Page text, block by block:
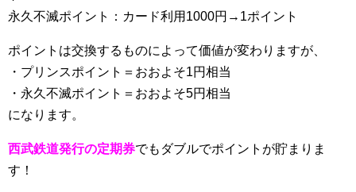
永久不滅ポイント：カード利用1000円→1ポイント
ポイントは交換するものによって価値が変わりますが、
・プリンスポイント＝おおよそ1円相当
・永久不滅ポイント＝おおよそ5円相当
になります。
西武鉄道発行の定期券でもダブルでポイントが貯まりま
す！